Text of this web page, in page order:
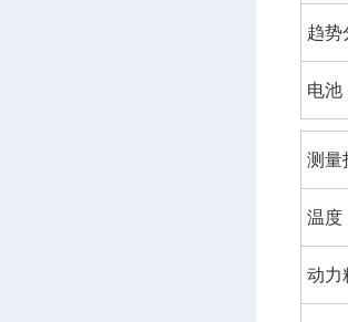
趋势
电池
测量
温度
动力